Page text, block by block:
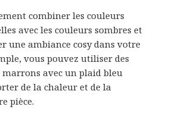
combiner les couleurs
avec les couleurs sombres et
une ambiance cosy dans votre
vous pouvez utiliser des
marrons avec un plaid bleu
de la chaleur et de la
pièce.